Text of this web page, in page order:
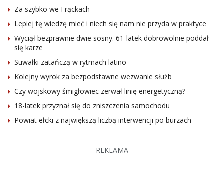
Za szybko we Frąckach
Lepiej tę wiedzę mieć i niech się nam nie przyda w praktyce
Wyciął bezprawnie dwie sosny. 61-latek dobrowolnie poddał
się karze
Suwałki zatańczą w rytmach latino
Kolejny wyrok za bezpodstawne wezwanie służb
Czy wojskowy śmigłowiec zerwał linię energetyczną?
18-latek przyznał się do zniszczenia samochodu
Powiat ełcki z największą liczbą interwencji po burzach
REKLAMA